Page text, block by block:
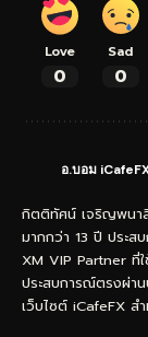
Love
0
Sad
0
อ.บอม
กิตติทัศน์ เจริญพนา
มากกว่า 13 ปี ประส
XM VIP Partner ที่
ประสบการณ์ตรงผ่า
เว็บไซต์ iCafeFX ส